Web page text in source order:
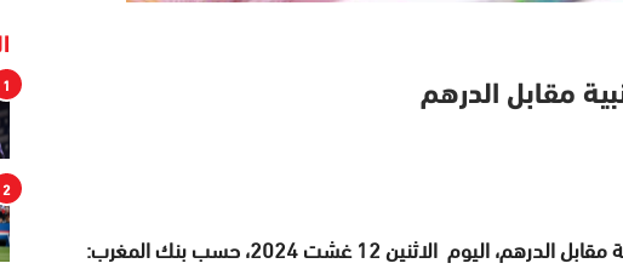
مقابل الدرهم
الاثنين 12 غشت 2024، حسب بنك المغرب:
1
2